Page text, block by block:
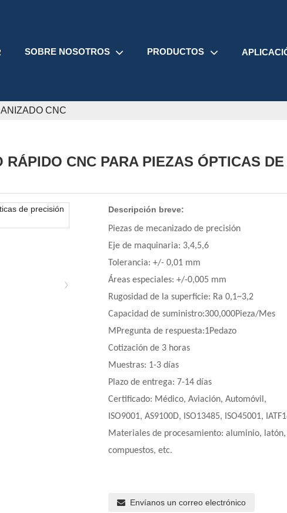
SOBRE NOSOTROS PRODUCTOS
CNC
RÁPIDO CNC PARA PIEZAS ÓPTICAS
Descripción breve:
Piezas de mecanizado de precisión
Eje de maquinaria: 3,4,5,6
Tolerancia: +/- 0,01 mm
Áreas especiales: +/-0,005 mm
Rugosidad de la superficie: Ra 0,1~3,2
Capacidad de suministro:300,000Pieza/Mes
M Pregunta de respuesta:1Pedazo
Cotización de 3 horas
Muestras: 1-3 días
Plazo de entrega: 7-14 días
Certificado: Médico, Aviación, Automóvil,
ISO9001, AS9100D, ISO13485, ISO45001,
Materiales de procesamiento: aluminio,
compuestos, etc.
Envíanos un correo electrónico